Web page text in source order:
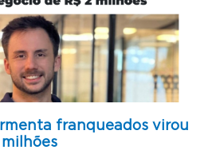
franqueados virou